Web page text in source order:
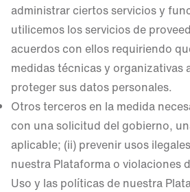
administrar ciertos servicios y
utilicemos los servicios de
acuerdos con ellos requiriendo
medidas técnicas y organizativas
proteger sus datos personales.
Otros terceros en la medida
con una solicitud del gobierno,
aplicable; (ii) prevenir usos
nuestra Plataforma o violaciones
Uso y las políticas de nuestra